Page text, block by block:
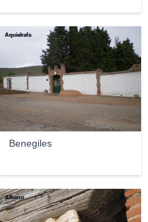
Benegiles
Aquielrafa
Alberto